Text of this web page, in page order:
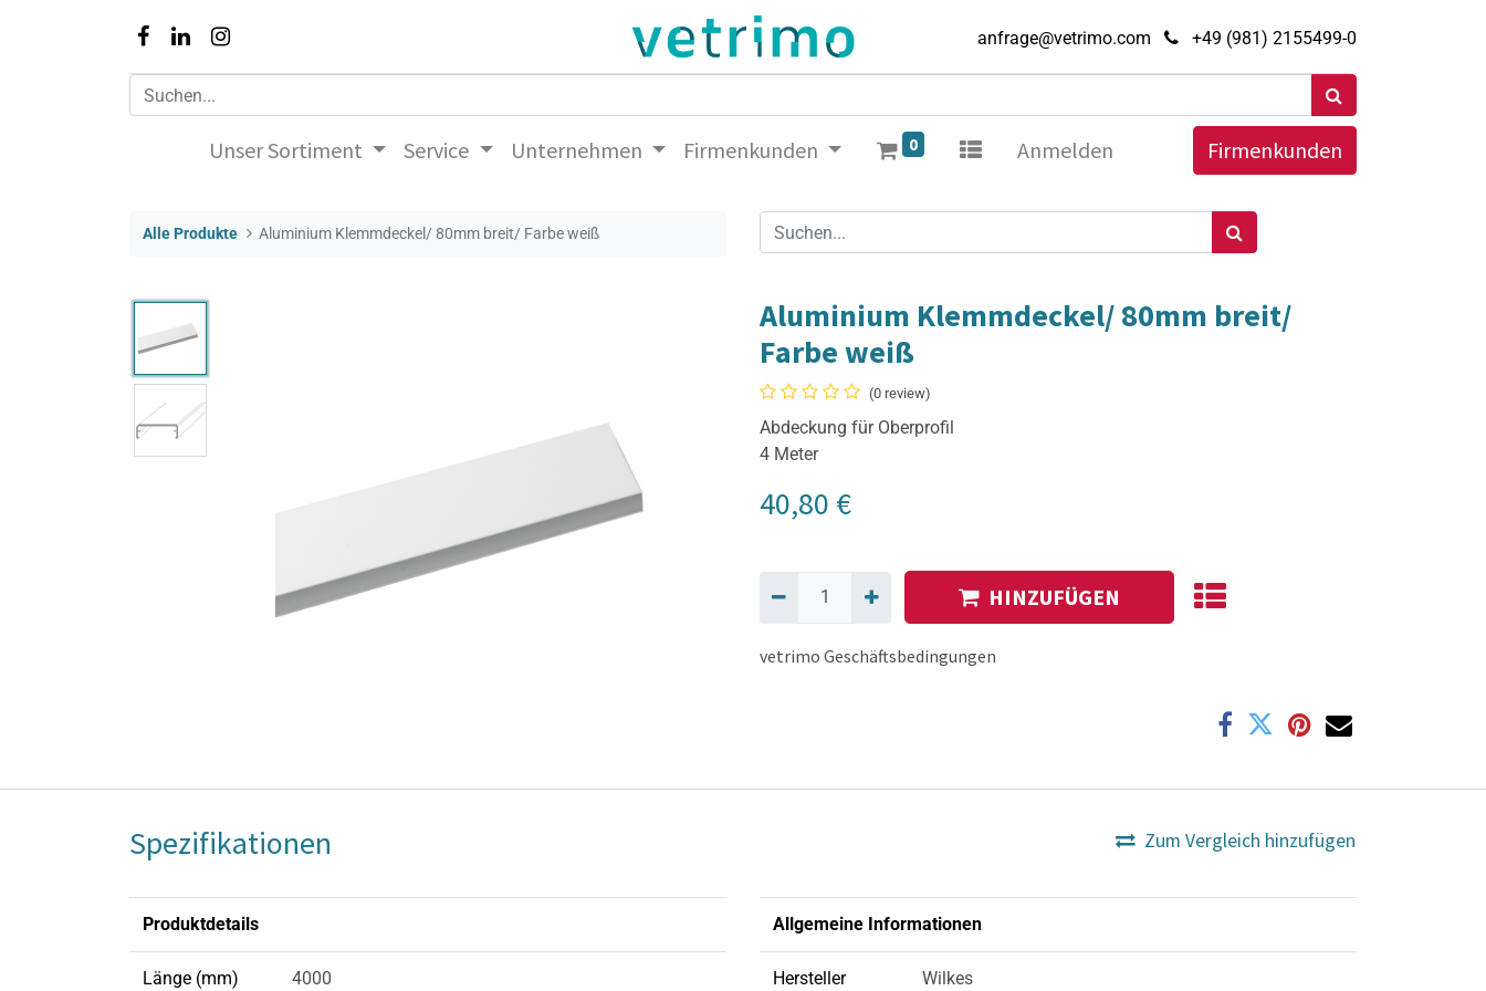
anfrage@vetrimo.com +49 (981) 2155499-0
Unser Sortiment Service Unternehmen Firmenkunden 0 Anmelden Firmenkunden
Alle Produkte Aluminium Klemmdeckel/ 80mm breit/ Farbe weiß
Aluminium Klemmdeckel/ 80mm breit/
Farbe weiß
(0 review)
Abdeckung für Oberprofil
4 Meter
40,80 €
HINZUFÜGEN
vetrimo Geschäftsbedingungen
Spezifikationen Zum Vergleich hinzufügen
Produktdetails
Länge (mm) 4000
Allgemeine Informationen
Hersteller Wilkes